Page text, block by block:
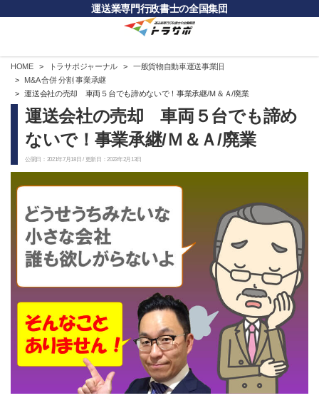
運送業専門行政書士の全国集団
HOME トラサポジャーナル
一般貨物自動車運送事業旧
M&A 合併 分割 事業承継
運送会社の売却 車両５台でも諦めないで！事業承継/Ｍ＆Ａ/廃業
運送会社の売却 車両５台でも諦め
ないで！事業承継/Ｍ＆Ａ/廃業
公開日：2021年7月18日 / 更新日：2023年2月13日